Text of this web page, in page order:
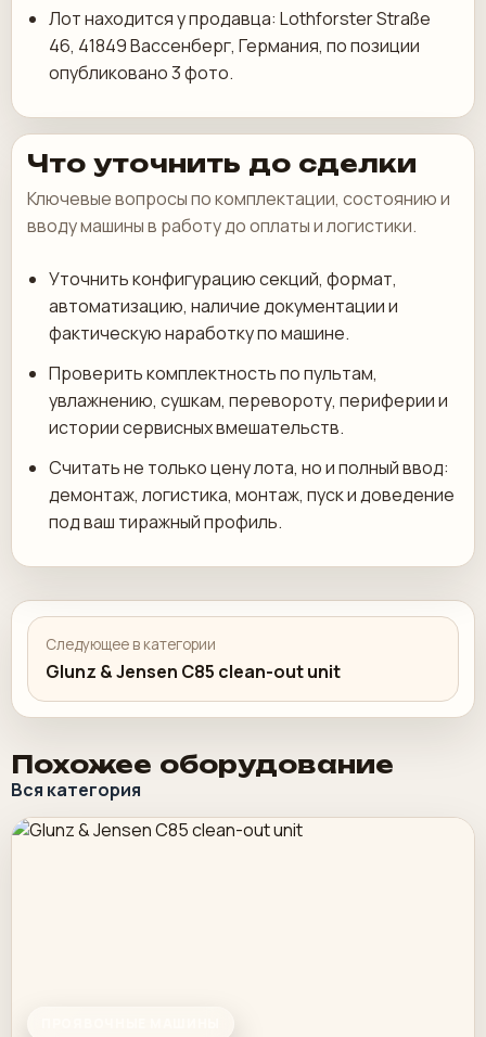
Лот находится у продавца: Lothforster Straße
46, 41849 Вассенберг, Германия, по позиции
опубликовано 3 фото.
Что уточнить до сделки
Ключевые вопросы по комплектации, состоянию и
вводу машины в работу до оплаты и логистики.
Уточнить конфигурацию секций, формат,
автоматизацию, наличие документации и
фактическую наработку по машине.
Проверить комплектность по пультам,
увлажнению, сушкам, перевороту, периферии и
истории сервисных вмешательств.
Считать не только цену лота, но и полный ввод:
демонтаж, логистика, монтаж, пуск и доведение
под ваш тиражный профиль.
Следующее в категории
Glunz & Jensen C85 clean-out unit
Похожее оборудование
Вся категория